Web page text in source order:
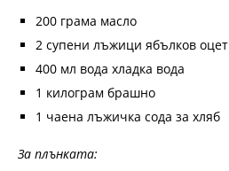
200 грама масло
2 супени лъжици ябълков оцет
400 мл вода хладка вода
1 килограм брашно
1 чаена лъжичка сода за хляб
За плънката: